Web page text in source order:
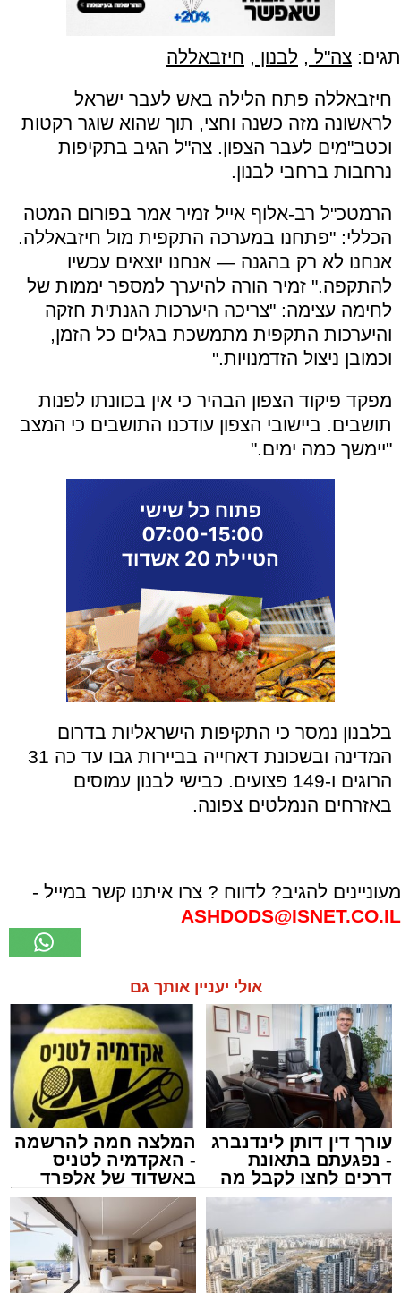
תגים: צה"ל , לבנון , חיזבאללה
חיזבאללה פתח הלילה באש לעבר ישראל
לראשונה מזה כשנה וחצי, תוך שהוא שוגר רקטות
וכטב"מים לעבר הצפון. צה"ל הגיב בתקיפות
נרחבות ברחבי לבנון.
הרמטכ"ל רב-אלוף אייל זמיר אמר בפורום המטה
הכללי: "פתחנו במערכה התקפית מול חיזבאללה.
אנחנו לא רק בהגנה — אנחנו יוצאים עכשיו
להתקפה." זמיר הורה להיערך למספר יממות של
לחימה עצימה: "צריכה היערכות הגנתית חזקה
והיערכות התקפית מתמשכת בגלים כל הזמן,
וכמובן ניצול הזדמנויות."
מפקד פיקוד הצפון הבהיר כי אין בכוונתו לפנות
תושבים. ביישובי הצפון עודכנו התושבים כי המצב
"יימשך כמה ימים."
בלבנון נמסר כי התקיפות הישראליות בדרום
המדינה ובשכונת דאחייה בביירות גבו עד כה 31
הרוגים ו-149 פצועים. כבישי לבנון עמוסים
באזרחים הנמלטים צפונה.
מעוניינים להגיב? לדווח ? צרו איתנו קשר במייל -
ASHDODS@ISNET.CO.IL
אולי יעניין אותך גם
עורך דין דותן לינדנברג
- נפגעתם בתאונת
דרכים לחצו לקבל מה
שמגיע לכם
המלצה חמה להרשמה
- האקדמיה לטניס
באשדוד של אלפרד
קריאולנסקי - לילדים